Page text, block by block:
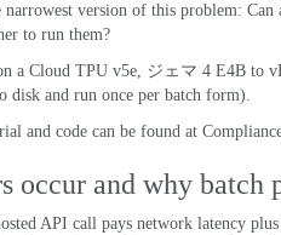
narrowest version of this problem: Can
to run them?
a Cloud TPU v5e, ジェマ 4 E4B to
disk and run once per batch form).
and code can be found at
occur and why batch
API call pays network latency